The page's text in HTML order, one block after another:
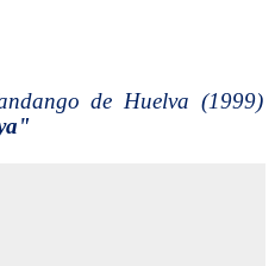
de Huelva (1999)